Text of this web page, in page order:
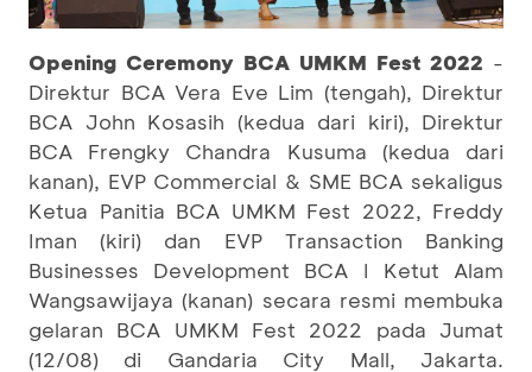
Opening Ceremony BCA UMKM Fest 2022 -
Direktur BCA Vera Eve Lim (tengah), Direktur
BCA John Kosasih (kedua dari kiri), Direktur
BCA Frengky Chandra Kusuma (kedua dari
kanan), EVP Commercial & SME BCA sekaligus
Ketua Panitia BCA UMKM Fest 2022, Freddy
Iman (kiri) dan EVP Transaction Banking
Businesses Development BCA I Ketut Alam
Wangsawijaya (kanan) secara resmi membuka
gelaran BCA UMKM Fest 2022 pada Jumat
(12/08) di Gandaria City Mall, Jakarta.